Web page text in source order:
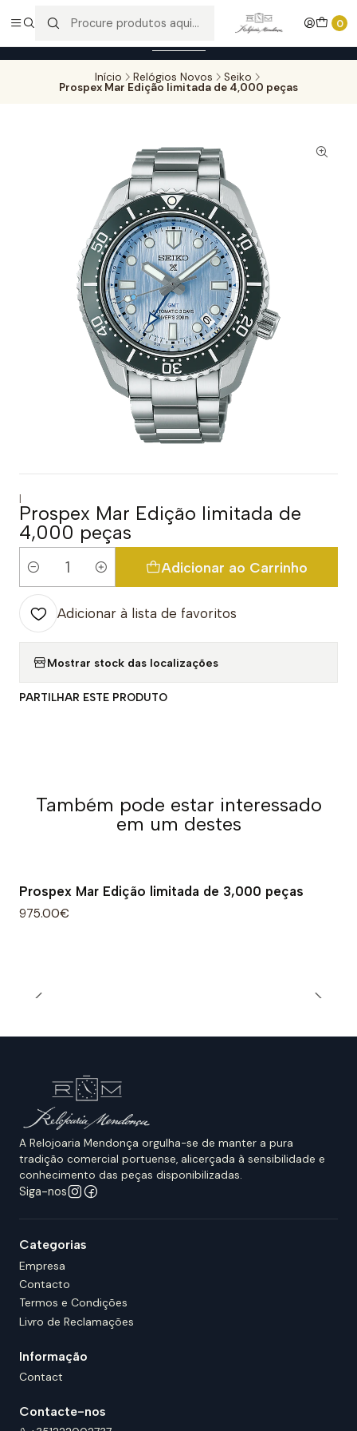
0
Entregas gratuitas para compras superiores a 100,00€ - Todas as
encomendas serão sujeitas a confirmação de stock.
Início Relógios Novos Seiko
Prospex Mar Edição limitada de 4,000 peças
|
Prospex Mar Edição limitada de
4,000 peças
Quantidade
Adicionar ao Carrinho
Adicionar à lista de favoritos
Mostrar stock das localizações
PARTILHAR ESTE PRODUTO
Também pode estar interessado
em um destes
Prospex Mar Edição limitada de 3,000 peças
975.00€
A Relojoaria Mendonça orgulha-se de manter a pura
tradição comercial portuense, alicerçada à sensibilidade e
conhecimento das peças disponibilizadas.
Siga-nos
Categorias
Empresa
Contacto
Termos e Condições
Livro de Reclamações
Informação
Contact
Contacte-nos